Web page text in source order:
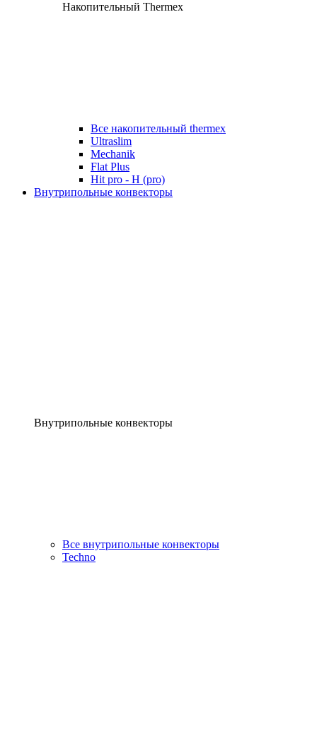
Накопительный Thermex
Все накопительный thermex
Ultraslim
Mechanik
Flat Plus
Hit pro - H (pro)
Внутрипольные конвекторы
Внутрипольные конвекторы
Все внутрипольные конвекторы
Techno